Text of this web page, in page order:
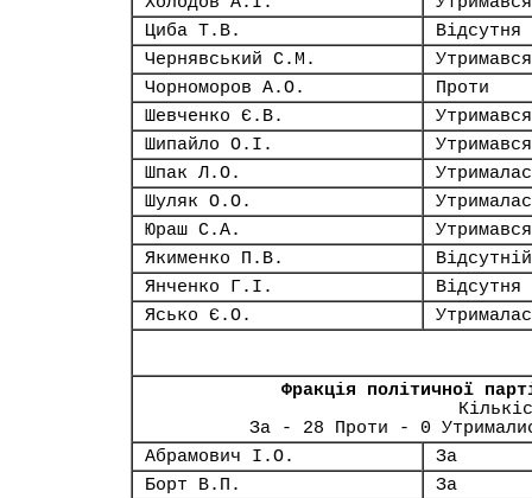
Циба Т.В.
Відсутня
Чернявський С.М.
Утримався
Чорноморов А.О.
Проти
Шевченко Є.В.
Утримався
Шипайло О.І.
Утримався
Шпак Л.О.
Шуляк О.О.
Юраш С.А.
Утримався
Якименко П.В.
Відсутній
Янченко Г.І.
Відсутня
Ясько Є.О.
Фракція політичної
За - 28 Проти - 0
Абрамович І.О.
За
Борт В.П.
За